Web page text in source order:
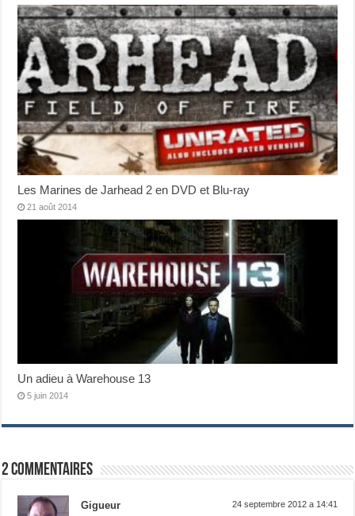
Les Marines de Jarhead 2 en DVD et Blu-ray
21 août 2014
Un adieu à Warehouse 13
5 juin 2014
2 commentaires
Gigueur 24 septembre 2012 a 14:41